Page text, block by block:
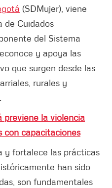
(SDMujer), viene
de Cuidados
del Sistema
y apoya las
que surgen desde las
rurales y
previene la violencia
con capacitaciones
y fortalece las prácticas
han sido
son fundamentales